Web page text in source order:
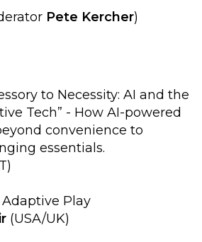
Pete Kercher)
to Necessity: AI and the
Tech” - How AI-powered
convenience to
essentials.
Play
(USA/UK)